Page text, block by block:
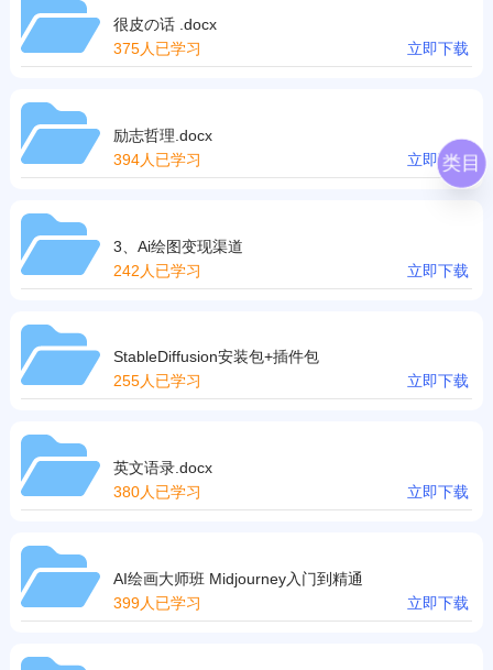
很皮の话 .docx
375人已学习
立即下载
励志哲理.docx
394人已学习
立即下载
3、Ai绘图变现渠道
242人已学习
立即下载
StableDiffusion安装包+插件包
255人已学习
立即下载
英文语录.docx
380人已学习
立即下载
AI绘画大师班 Midjourney入门到精通
399人已学习
立即下载
类目